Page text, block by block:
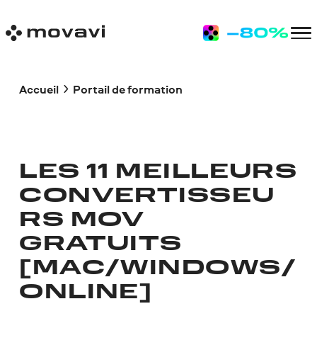
Accueil Portail de formation
LES 11 MEILLEURS
CONVERTISSEU
RS MOV
GRATUITS
[MAC/WINDOWS/
ONLINE]